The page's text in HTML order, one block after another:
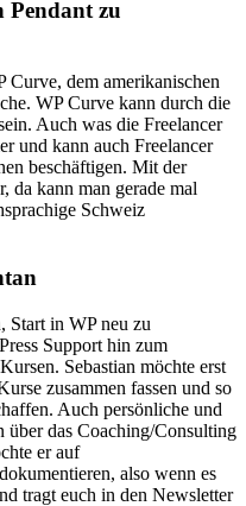
Pendant zu
Curve, dem amerikanischen
WP Curve kann durch die
Auch was die Freelancer
und kann auch Freelancer
beschäftigen. Mit der
da kann man gerade mal
Schweiz
Start in WP neu zu
Support hin zum
Sebastian möchte erst
zusammen fassen und so
Auch persönliche und
über das Coaching/Consulting
er auf
also wenn es
tragt euch in den Newsletter